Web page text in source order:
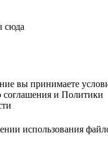
сюда
вы принимаете
соглашения и Политики
использования